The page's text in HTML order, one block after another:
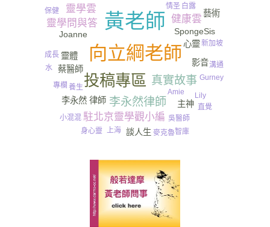
黃老師
向立綱老師
投稿專區
李永然律師
真實故事
健康雲
靈學問與答
駐北京靈學觀小編
靈學雲
心靈
靈體
Joanne
蔡醫師
SpongeSis
主神
李永然 律師
影音
談人生
藝術
養生
保健
上海
Lily
白露
吳醫師
麥克魯
新加坡
直覺
身心靈
Gurney​
智庫
溝通
專欄
小混混
Amie
情圣
成長
水